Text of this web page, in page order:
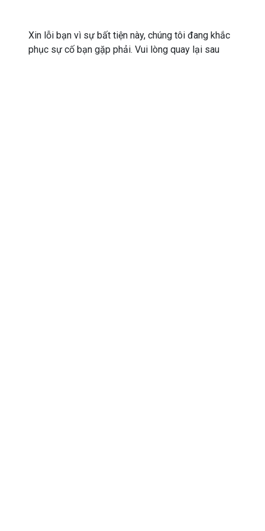
Xin lỗi bạn vì sự bất tiện này, chúng tôi đang khắc
phục sự cố bạn gặp phải. Vui lòng quay lại sau